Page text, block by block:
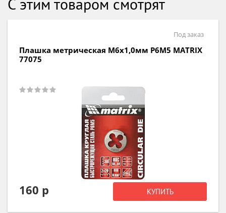
Под заказ
Плашка трубная G1/2" 9ХС СИБРТЕХ 77112
609 р КУПИТЬ